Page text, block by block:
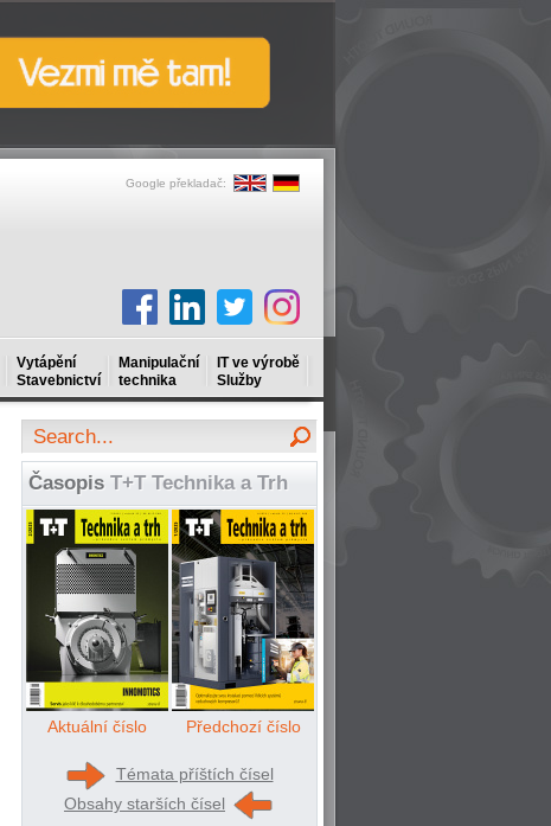
Google překladač:
Vytápění
Stavebnictví
Manipulační
technika
IT ve výrobě
Služby
Časopis T+T Technika a Trh
Aktuální číslo Předchozí číslo
Témata příštích čísel
Obsahy starších čísel